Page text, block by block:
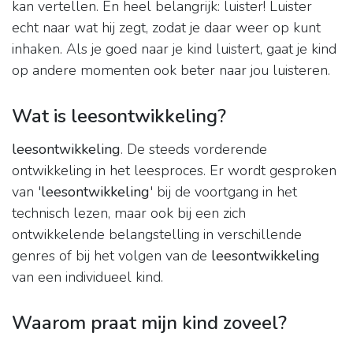
kan vertellen. En heel belangrijk: luister! Luister
echt naar wat hij zegt, zodat je daar weer op kunt
inhaken. Als je goed naar je kind luistert, gaat je kind
op andere momenten ook beter naar jou luisteren.
Wat is leesontwikkeling?
leesontwikkeling. De steeds vorderende
ontwikkeling in het leesproces. Er wordt gesproken
van 'leesontwikkeling' bij de voortgang in het
technisch lezen, maar ook bij een zich
ontwikkelende belangstelling in verschillende
genres of bij het volgen van de leesontwikkeling
van een individueel kind.
Waarom praat mijn kind zoveel?